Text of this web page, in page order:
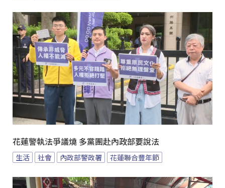
花蓮警執法爭議燒 多黨團赴內政部要說法
生活 社會 內政部警政署 花蓮聯合豐年節